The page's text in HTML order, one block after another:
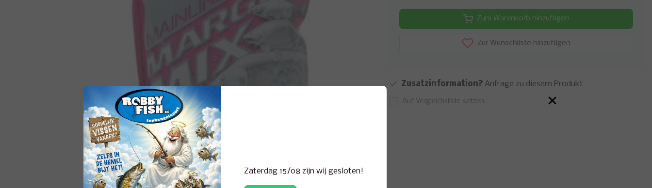
Zum Warenkorb hinzufügen
Zur Wunschliste hinzufügen
Zusatzinformation? Anfrage zu diesem Produkt
Auf Vergleichsliste setzen ×
Zaterdag 15/08 zijn wij gesloten!